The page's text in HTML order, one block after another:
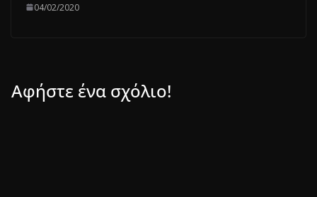
04/02/2020
Αφήστε ένα σχόλιο!